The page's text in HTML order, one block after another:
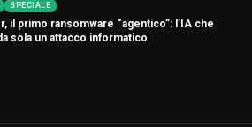
SPECIALE
il primo ransomware “agentico”: l’IA che
sola un attacco informatico